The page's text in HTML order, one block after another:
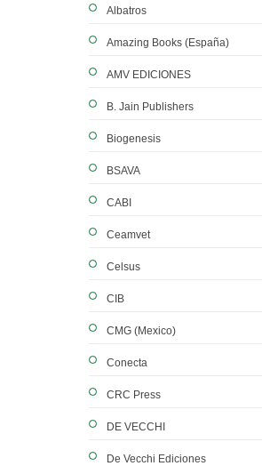
Albatros
Amazing Books (España)
AMV EDICIONES
B. Jain Publishers
Biogenesis
BSAVA
CABI
Ceamvet
Celsus
CIB
CMG (Mexico)
Conecta
CRC Press
DE VECCHI
De Vecchi Ediciones